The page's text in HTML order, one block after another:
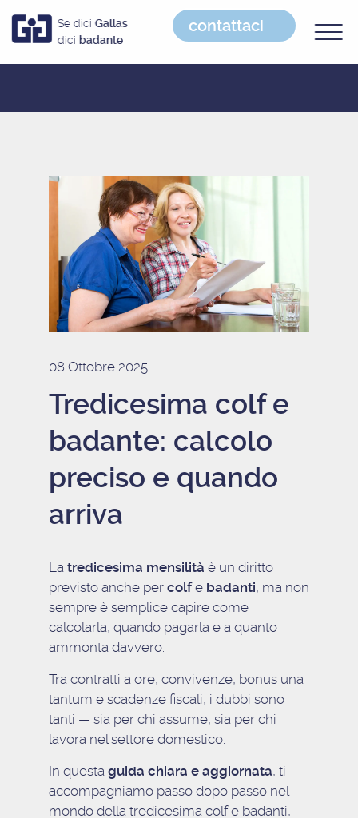
Se dici Gallas
dici badante
contattaci
08 Ottobre 2025
Tredicesima colf e
badante: calcolo
preciso e quando
arriva
La tredicesima mensilità è un diritto
previsto anche per colfe badanti, ma non
sempre è semplice capire come
calcolarla, quando pagarla e a quanto
ammonta davvero.
Tra contratti a ore, convivenze, bonus una
tantum e scadenze fiscali, i dubbi sono
tanti — sia per chi assume, sia per chi
lavora nel settore domestico.
In questa guida chiara e aggiornata, ti
accompagniamo passo dopo passo nel
mondo della tredicesima colf e badanti,